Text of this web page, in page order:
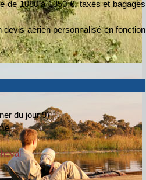
de 1080 à 1350 €, taxes et bagages
aérien personnalisé en fonction
du jour 9)